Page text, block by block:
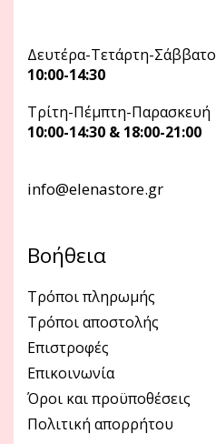
Δευτέρα-Τετάρτη-Σάββατο
10:00-14:30
Τρίτη-Πέμπτη-Παρασκευή
10:00-14:30 & 18:00-21:00
info@elenastore.gr
Βοήθεια
Τρόποι πληρωμής
Τρόποι αποστολής
Επιστροφές
Επικοινωνία
Όροι και προϋποθέσεις
Πολιτική απορρήτου